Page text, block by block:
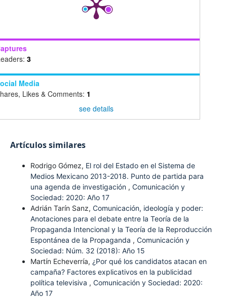
3
Media
Likes & Comments: 1
see details
Artículos similares
Rodrigo Gómez, El rol del Estado en el Sistema de
Medios Mexicano 2013-2018. Punto de partida para
una agenda de investigación , Comunicación y
Sociedad: 2020: Año 17
Adrián Tarín Sanz, Comunicación, ideología y poder:
Anotaciones para el debate entre la Teoría de la
Propaganda Intencional y la Teoría de la Reproducción
Espontánea de la Propaganda , Comunicación y
Sociedad: Núm. 32 (2018): Año 15
Martín Echeverría, ¿Por qué los candidatos atacan en
campaña? Factores explicativos en la publicidad
política televisiva , Comunicación y Sociedad: 2020:
Año 17